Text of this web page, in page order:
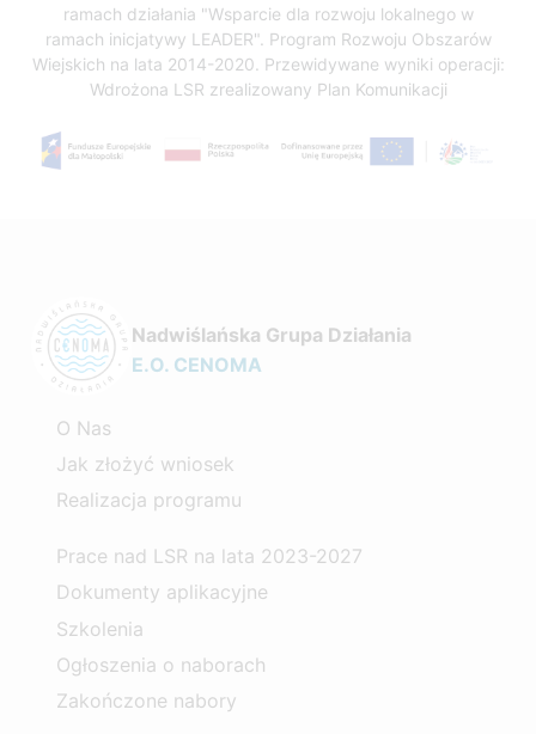
ramach działania "Wsparcie dla rozwoju lokalnego w
ramach inicjatywy LEADER". Program Rozwoju Obszarów
Wiejskich na lata 2014-2020. Przewidywane wyniki operacji:
Wdrożona LSR zrealizowany Plan Komunikacji
Nadwiślańska Grupa Działania
E.O. CENOMA
O Nas
Jak złożyć wniosek
Realizacja programu
Prace nad LSR na lata 2023-2027
Dokumenty aplikacyjne
Szkolenia
Ogłoszenia o naborach
Zakończone nabory